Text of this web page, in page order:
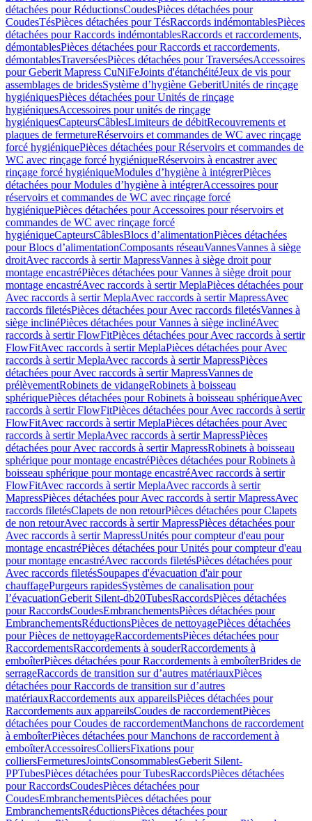
détachées pour RéductionsCoudesPièces détachées pour
CoudesTésPièces détachées pour TésRaccords indémontablesPièces
détachées pour Raccords indémontablesRaccords et raccordements,
démontablesPièces détachées pour Raccords et raccordements,
démontablesTraverséesPièces détachées pour TraverséesAccessoires
pour Geberit Mapress CuNiFeJoints d'étanchéitéJeux de vis pour
assemblages de bridesSystème d’hygiène GeberitUnités de rinçage
hygiéniquesPièces détachées pour Unités de rinçage
hygiéniquesAccessoires pour unités de rinçage
hygiéniquesCapteursCâblesLimiteurs de débitRecouvrements et
plaques de fermetureRéservoirs et commandes de WC avec rinçage
forcé hygiéniquePièces détachées pour Réservoirs et commandes de
WC avec rinçage forcé hygiéniqueRéservoirs à encastrer avec
rinçage forcé hygiéniqueModules d’hygiène à intégrerPièces
détachées pour Modules d’hygiène à intégrerAccessoires pour
réservoirs et commandes de WC avec rinçage forcé
hygiéniquePièces détachées pour Accessoires pour réservoirs et
commandes de WC avec rinçage forcé
hygiéniqueCapteursCâblesBlocs d’alimentationPièces détachées
pour Blocs d’alimentationComposants réseauVannesVannes à siège
droitAvec raccords à sertir MapressVannes à siège droit pour
montage encastréPièces détachées pour Vannes à siège droit pour
montage encastréAvec raccords à sertir MeplaPièces détachées pour
Avec raccords à sertir MeplaAvec raccords à sertir MapressAvec
raccords filetésPièces détachées pour Avec raccords filetésVannes à
siège inclinéPièces détachées pour Vannes à siège inclinéAvec
raccords à sertir FlowFitPièces détachées pour Avec raccords à sertir
FlowFitAvec raccords à sertir MeplaPièces détachées pour Avec
raccords à sertir MeplaAvec raccords à sertir MapressPièces
détachées pour Avec raccords à sertir MapressVannes de
prélèvementRobinets de vidangeRobinets à boisseau
sphériquePièces détachées pour Robinets à boisseau sphériqueAvec
raccords à sertir FlowFitPièces détachées pour Avec raccords à sertir
FlowFitAvec raccords à sertir MeplaPièces détachées pour Avec
raccords à sertir MeplaAvec raccords à sertir MapressPièces
détachées pour Avec raccords à sertir MapressRobinets à boisseau
sphérique pour montage encastréPièces détachées pour Robinets à
boisseau sphérique pour montage encastréAvec raccords à sertir
FlowFitAvec raccords à sertir MeplaAvec raccords à sertir
MapressPièces détachées pour Avec raccords à sertir MapressAvec
raccords filetésClapets de non retourPièces détachées pour Clapets
de non retourAvec raccords à sertir MapressPièces détachées pour
Avec raccords à sertir MapressUnités pour compteur d'eau pour
montage encastréPièces détachées pour Unités pour compteur d'eau
pour montage encastréAvec raccords filetésPièces détachées pour
Avec raccords filetésSoupapes d'évacuation d'air pour
chauffagePurgeurs rapidesSystèmes de canalisation pour
l’évacuationGeberit Silent-db20TubesRaccordsPièces détachées
pour RaccordsCoudesEmbranchementsPièces détachées pour
EmbranchementsRéductionsPièces de nettoyagePièces détachées
pour Pièces de nettoyageRaccordementsPièces détachées pour
RaccordementsRaccordements à souderRaccordements à
emboîterPièces détachées pour Raccordements à emboîterBrides de
serrageRaccords de transition sur d’autres matériauxPièces
détachées pour Raccords de transition sur d’autres
matériauxRaccordements aux appareilsPièces détachées pour
Raccordements aux appareilsCoudes de raccordementPièces
détachées pour Coudes de raccordementManchons de raccordement
à emboîterPièces détachées pour Manchons de raccordement à
emboîterAccessoiresColliersFixations pour
colliersFermeturesJointsConsommablesGeberit Silent-
PPTubesPièces détachées pour TubesRaccordsPièces détachées
pour RaccordsCoudesPièces détachées pour
CoudesEmbranchementsPièces détachées pour
EmbranchementsRéductionsPièces détachées pour